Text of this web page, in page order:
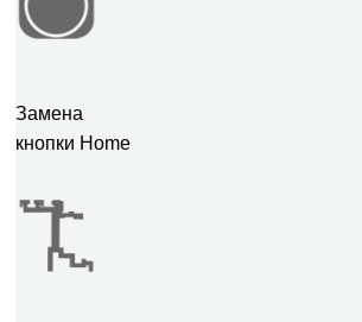
Замена
кнопки Home